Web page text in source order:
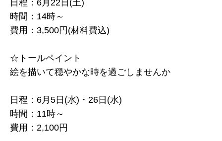
日程：6月22日(土)
時間：14時～
費用：3,500円(材料費込)
☆トールペイント
絵を描いて穏やかな時を過ごしませんか
日程：6月5日(水)・26日(水)
時間：11時～
費用：2,100円